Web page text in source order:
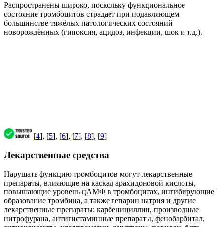
Распространены широко, поскольку функциональное
состояние тромбоцитов страдает при подавляющем
большинстве тяжёлых патологических состояний
новорождённых (гипоксия, ацидоз, инфекции, шок и т.д.).
[4], [5], [6], [7], [8], [9]
Лекарственные средства
Нарушать функцию тромбоцитов могут лекарственные
препараты, влияющие на каскад арахидоновой кислоты,
повышающие уровень цАМФ в тромбоцитах, ингибирующие
образование тромбина, а также гепарин натрия и другие
лекарственные препараты: карбенициллин, производные
нитрофурана, антигистаминные препараты, фенобарбитал,